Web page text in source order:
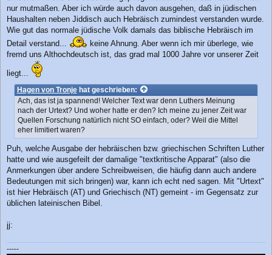
nur mutmaßen. Aber ich würde auch davon ausgehen, daß in jüdischen
Haushalten neben Jiddisch auch Hebräisch zumindest verstanden wurde.
Wie gut das normale jüdische Volk damals das biblische Hebräisch im
Detail verstand...
keine Ahnung. Aber wenn ich mir überlege, wie
fremd uns Althochdeutsch ist, das grad mal 1000 Jahre vor unserer Zeit
liegt...
Hagen von Tronjehat geschrieben:
Ach, das ist ja spannend! Welcher Text war denn Luthers Meinung
nach der Urtext? Und woher hatte er den? Ich meine zu jener Zeit war
Quellen Forschung natürlich nicht SO einfach, oder? Weil die Mittel
eher limitiert waren?
Puh, welche Ausgabe der hebräischen bzw. griechischen Schriften Luther
hatte und wie ausgefeilt der damalige "textkritische Apparat" (also die
Anmerkungen über andere Schreibweisen, die häufig dann auch andere
Bedeutungen mit sich bringen) war, kann ich echt ned sagen. Mit "Urtext"
ist hier Hebräisch (AT) und Griechisch (NT) gemeint - im Gegensatz zur
üblichen lateinischen Bibel.
jj:
-----